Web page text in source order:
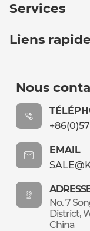
Services
Liens
Nous
EMAIL
No. 7
District,
China